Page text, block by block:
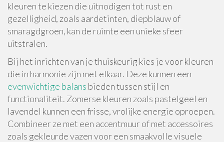
kleuren te kiezen die uitnodigen tot rust en
gezelligheid, zoals aardetinten, diepblauw of
smaragdgroen, kan de ruimte een unieke sfeer
uitstralen.
Bij het inrichten van je thuiskeurig kies je voor kleuren
die in harmonie zijn met elkaar. Deze kunnen een
evenwichtige balans bieden tussen stijl en
functionaliteit. Zomerse kleuren zoals pastelgeel en
lavendel kunnen een frisse, vrolijke energie oproepen.
Combineer ze met een accentmuur of met accessoires
zoals gekleurde vazen voor een smaakvolle visuele